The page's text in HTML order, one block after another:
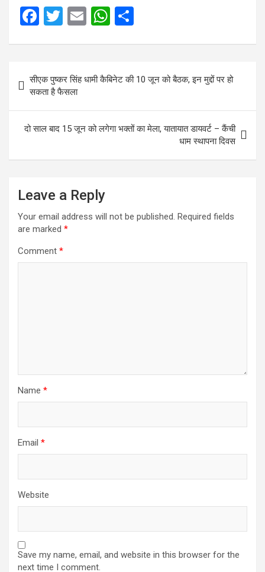
F
b
o
o
k
T
er
E
W
s
p
p
e
navigation
सीएक पुष्कर सिंह धामी कैबिनेट की 10 जून को बैठक, इन मुद्दों पर हो
सकता है फैसला
दो साल बाद 15 जून को लगेगा भक्तों का मेला, यातायात डायवर्ट – कैंची
धाम स्थापना दिवस
Leave a Reply
Your email address will not be published. Required fields
are marked *
Comment *
Name *
Email *
Website
Save my name, email, and website in this browser for the
next time I comment.